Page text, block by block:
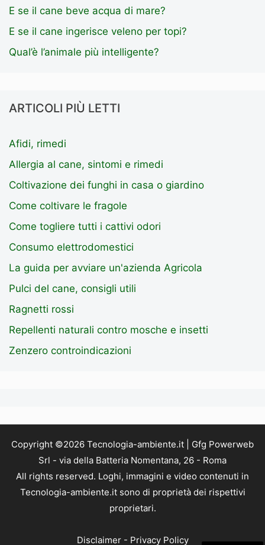
E se il cane beve acqua di mare?
E se il cane ingerisce veleno per topi?
Qual’è l’animale più intelligente?
ARTICOLI PIÙ LETTI
Afidi, rimedi
Allergia al cane, sintomi e rimedi
Coltivazione dei funghi in casa o giardino
Come coltivare le fragole
Come togliere tutti i cattivi odori
Consumo elettrodomestici
La guida per avviare un'azienda Agricola
Pulci del cane, consigli utili
Ragnetti rossi
Repellenti naturali contro mosche e insetti
Zenzero controindicazioni
Copyright ©2026 Tecnologia-ambiente.it | Gfg Powerweb
Srl - via della Batteria Nomentana, 26 - Roma
All rights reserved. Loghi, immagini e video contenuti in
Tecnologia-ambiente.it sono di proprietà dei rispettivi
proprietari.
Disclaimer- Privacy Policy